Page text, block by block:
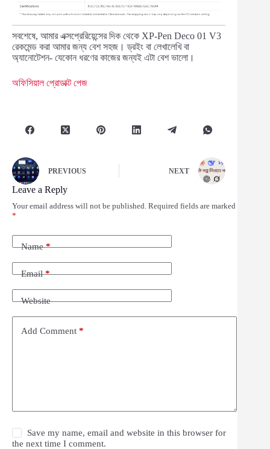
সবশেষে, আমার এক্সপ্রেরিয়েন্সের দিক থেকে XP-Pen Deco 01 V3
রেকমেন্ড করা আমার জন্য বেশ সহজ। ড্রইং বা লেখালেখি বা
অ্যানোটেশন- যেকোন ধরণের কাজের জন্যই এটা বেশ ভালো।
অফিসিয়াল প্রোডাক্ট পেজ
PREVIOUS NEXT
Leave a Reply
Your email address will not be published. Required fields are marked
*
Name*
Email*
Website
Add Comment *
Save my name, email and website in this browser for
the next time I comment.